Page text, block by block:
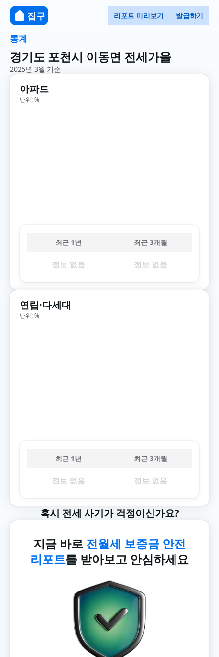
집구 리포트 미리보기 발급하기
통계
경기도 포천시 이동면 전세가율
2025년 3월 기준
아파트
단위: %
최근 1년 최근 3개월
정보 없음 정보 없음
연립·다세대
단위: %
최근 1년 최근 3개월
정보 없음 정보 없음
혹시 전세 사기가 걱정이신가요?
지금 바로 전월세 보증금 안전
리포트를 받아보고 안심하세요